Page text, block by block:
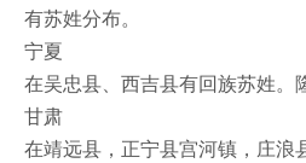
有苏姓分布。
宁夏
在吴忠县、西吉县有回族苏姓。
甘肃
在靖远县，正宁县宫河镇，庄浪